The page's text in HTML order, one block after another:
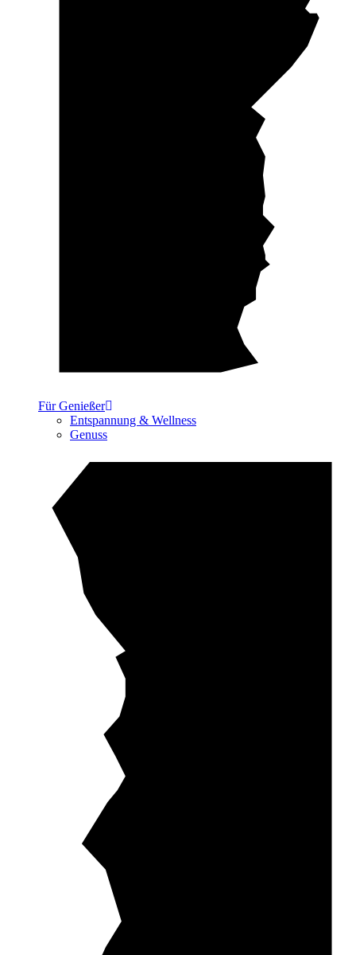
Für Genießer
Entspannung & Wellness
Genuss